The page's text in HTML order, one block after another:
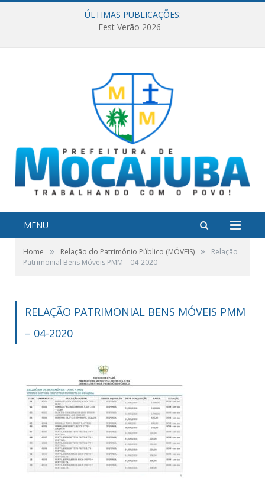
ÚLTIMAS PUBLICAÇÕES:
Fest Verão 2026
MENU
Home » Relação do Patrimônio Público (MÓVEIS) »
Relação
Patrimonial Bens Móveis PMM – 04-2020
RELAÇÃO PATRIMONIAL BENS MÓVEIS PMM
– 04-2020